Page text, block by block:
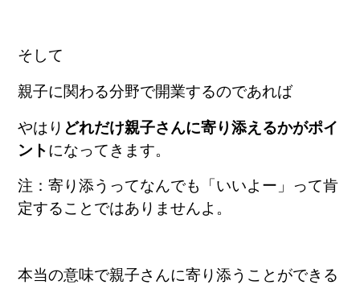
そして
親子に関わる分野で開業するのであれば
やはり どれだけ親子さんに寄り添えるかがポイ
ントになってきます。
注：寄り添うってなんでも「いいよー」って肯
定することではありませんよ。
本当の意味で親子さんに寄り添うことができる